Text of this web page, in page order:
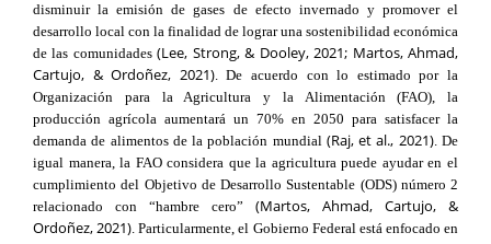
disminuir la emisión de gases de efecto invernado y promover el
desarrollo local con la finalidad de lograr una sostenibilidad económica
de las comunidades(Lee, Strong, & Dooley, 2021; Martos, Ahmad,
Cartujo, & Ordoñez, 2021). De acuerdo con lo estimado por la
Organización para la Agricultura y la Alimentación (FAO), la
producción agrícola aumentará un 70% en 2050 para satisfacer la
demanda de alimentos de la población mundial (Raj, et al., 2021). De
igual manera, la FAO considera que la agricultura puede ayudar en el
cumplimiento del Objetivo de Desarrollo Sustentable (ODS) número 2
relacionado con “hambre cero”
(Martos, Ahmad, Cartujo, &
Ordoñez, 2021). Particularmente, el Gobierno Federal está enfocado en